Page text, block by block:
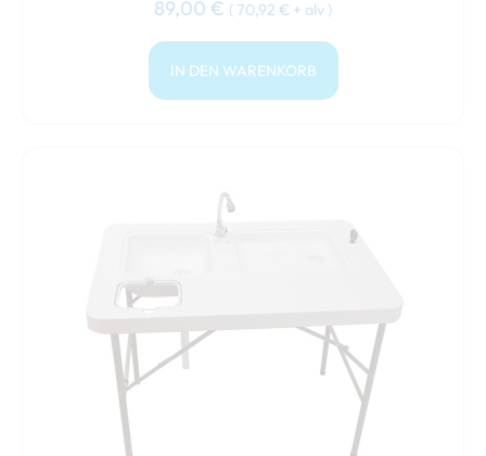
89,00 € (70,92 € + alv )
IN DEN WARENKORB